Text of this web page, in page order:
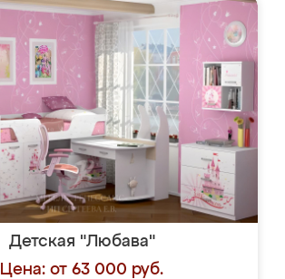
Детская "Любава"
Цена: от 63 000 руб.